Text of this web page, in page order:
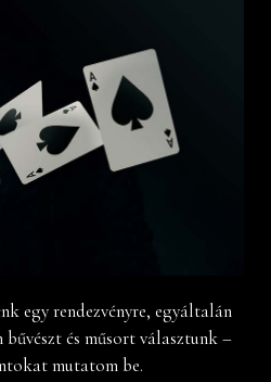
egy rendezvényre, egyáltalán
és műsort választunk –
mutatom be.